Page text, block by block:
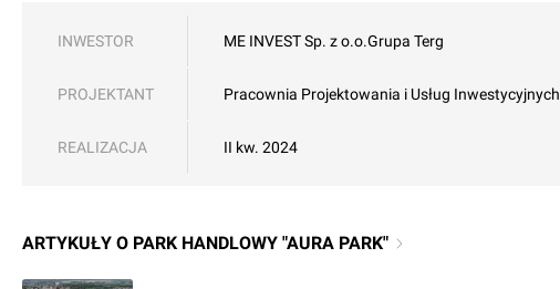
INWESTOR ME INVEST Sp. z o.o.Grupa Terg
PROJEKTANT Pracownia Projektowania i Usług Inwestycyjnych
REALIZACJA II kw. 2024
ARTYKUŁY O PARK HANDLOWY "AURA PARK"